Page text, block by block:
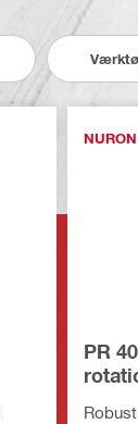
NURON
PR